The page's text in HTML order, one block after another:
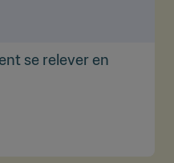
se relever en